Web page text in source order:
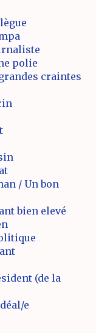
polie
craintes
/ Un bon
bien elevé
(de la
e